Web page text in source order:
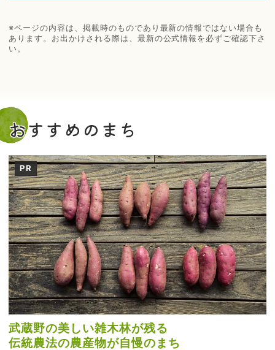
※ページの内容は、掲載時のものであり最新の情報ではない場合も
あります。お出かけされる際は、最新の公式情報を必ずご確認下さ
い。
おすすめのまち
PR
武蔵野の美しい雑木林が残る
伝統農法の農産物が自慢のまち